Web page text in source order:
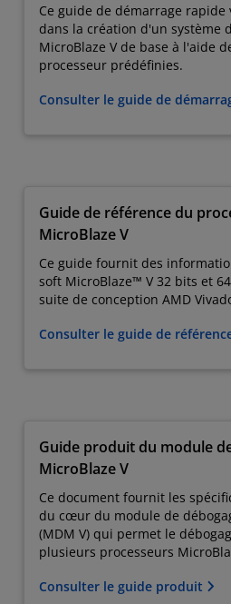
Ce guide de démarrage rapide
dans la création d'un système
MicroBlaze V de base à l'aide
processeur prédéfinies.
Consulter le guide de
Guide de référence du
MicroBlaze V
Ce guide fournit des
soft MicroBlaze™ V 32 bits et
suite de conception AMD
Consulter le guide de
Guide produit du module
MicroBlaze V
Ce document fournit les
du cœur du module de
(MDM V) qui permet le
plusieurs processeurs
Consulter le guide produit